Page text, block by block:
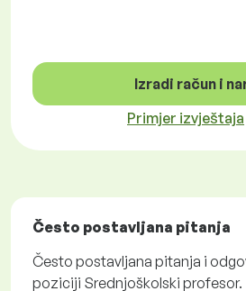
Izradi račun i
Primjer izvještaja
Često postavljana pitanja
Često postavljana pitanja i
poziciji Srednjoškolski profesor.